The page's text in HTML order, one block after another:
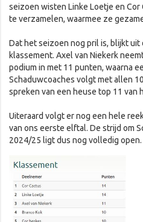
seizoen wisten Linke Loetje en
te verzamelen, waarmee ze
Dat het seizoen nog pril is, blijkt
klassement. Axel van Niekerk
podium in met 11 punten, waarna
Schaduwcoaches volgt met allen
spreken van een heuse top 11 van
Uiteraard volgt er nog een hele
van ons eerste elftal. De strijd om
2024/25 ligt dus nog volledig open.